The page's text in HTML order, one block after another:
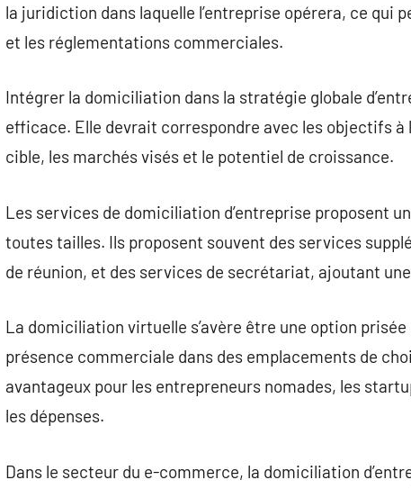
la juridiction dans laquelle l’entreprise opérera, ce
et les réglementations commerciales.
Intégrer la domiciliation dans la stratégie globale
efficace. Elle devrait correspondre avec les objectifs à
cible, les marchés visés et le potentiel de croissance.
Les services de domiciliation d’entreprise proposent
toutes tailles. Ils proposent souvent des services
de réunion, et des services de secrétariat, ajoutant
La domiciliation virtuelle s’avère être une option
présence commerciale dans des emplacements de
avantageux pour les entrepreneurs nomades, les
les dépenses.
Dans le secteur du e-commerce, la domiciliation